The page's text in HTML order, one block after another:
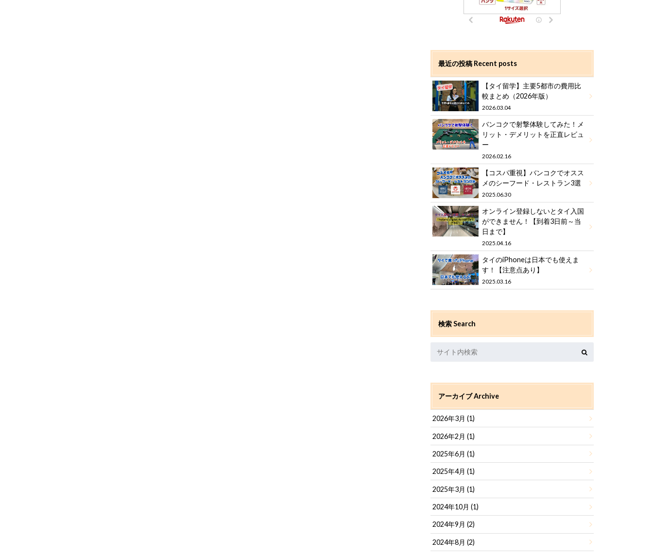
最近の投稿 Recent posts
【タイ留学】主要5都市の費用比
較まとめ（2026年版）
2026.03.04
バンコクで射撃体験してみた！メ
リット・デメリットを正直レビュ
ー
2026.02.16
【コスパ重視】バンコクでオスス
メのシーフード・レストラン3選
2025.06.30
オンライン登録しないとタイ入国
ができません！【到着3日前～当
日まで】
2025.04.16
タイのiPhoneは日本でも使えま
す！【注意点あり】
2025.03.16
検索 Search
アーカイブ Archive
2026年3月 (1)
2026年2月 (1)
2025年6月 (1)
2025年4月 (1)
2025年3月 (1)
2024年10月 (1)
2024年9月 (2)
2024年8月 (2)